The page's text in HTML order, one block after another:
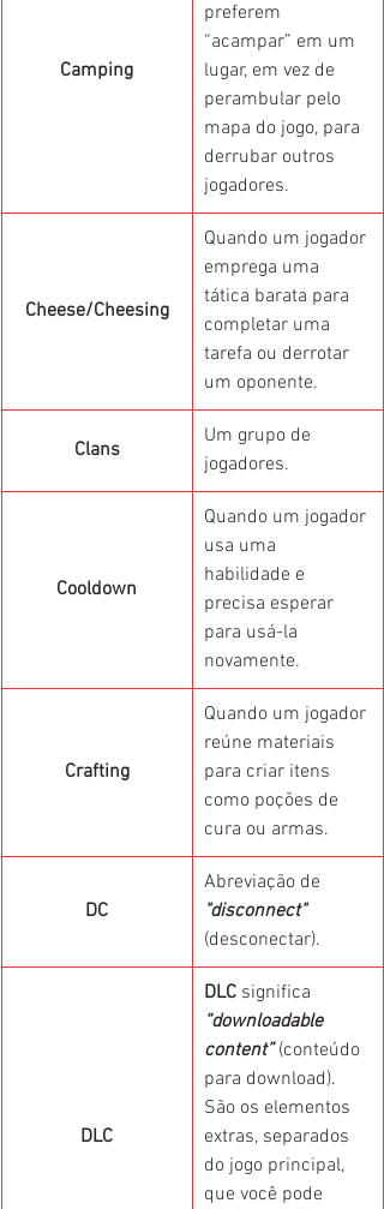
Camping
preferem
“acampar” em um
lugar, em vez de
perambular pelo
mapa do jogo, para
derrubar outros
jogadores.
Cheese/Cheesing
Quando um jogador
emprega uma
tática barata para
completar uma
tarefa ou derrotar
um oponente.
Clans
Um grupo de
jogadores.
Cooldown
Quando um jogador
usa uma
habilidade e
precisa esperar
para usá-la
novamente.
Crafting
Quando um jogador
reúne materiais
para criar itens
como poções de
cura ou armas.
DC
Abreviação de
"disconnect"
(desconectar).
DLC
DLC significa
“downloadable
content” (conteúdo
para download).
São os elementos
extras, separados
do jogo principal,
que você pode